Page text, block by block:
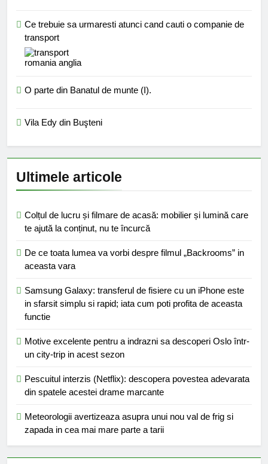
Ce trebuie sa urmaresti atunci cand cauti o companie de
transport
O parte din Banatul de munte (I).
Vila Edy din Buşteni
Ultimele articole
Colțul de lucru și filmare de acasă: mobilier și lumină care
te ajută la conținut, nu te încurcă
De ce toata lumea va vorbi despre filmul „Backrooms” in
aceasta vara
Samsung Galaxy: transferul de fisiere cu un iPhone este
in sfarsit simplu si rapid; iata cum poti profita de aceasta
functie
Motive excelente pentru a indrazni sa descoperi Oslo într-
un city-trip in acest sezon
Pescuitul interzis (Netflix): descopera povestea adevarata
din spatele acestei drame marcante
Meteorologii avertizeaza asupra unui nou val de frig si
zapada in cea mai mare parte a tarii